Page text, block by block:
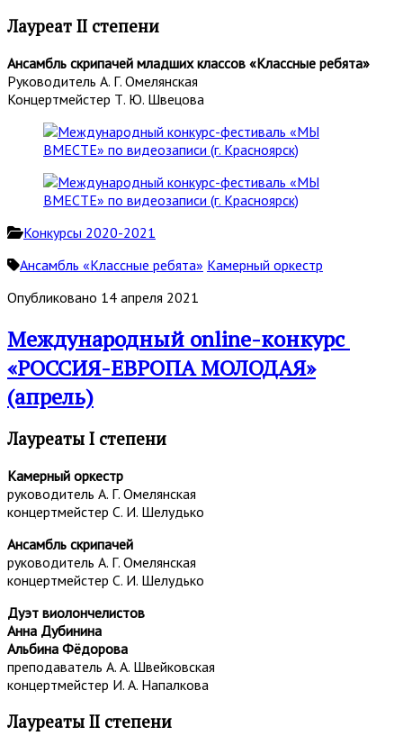
Лауреат II степени
Ансамбль скрипачей младших классов «Классные ребята»
Руководитель А. Г. Омелянская
Концертмейстер Т. Ю. Швецова
Конкурсы 2020-2021
Ансамбль «Классные ребята» Камерный оркестр
Опубликовано 14 апреля 2021
Международный online-конкурс
«РОССИЯ-ЕВРОПА МОЛОДАЯ»
(апрель)
Лауреаты I степени
Камерный оркестр
руководитель А. Г. Омелянская
концертмейстер С. И. Шелудько
Ансамбль скрипачей
руководитель А. Г. Омелянская
концертмейстер С. И. Шелудько
Дуэт виолончелистов
Анна Дубинина
Альбина Фёдорова
преподаватель А. А. Швейковская
концертмейстер И. А. Напалкова
Лауреаты II степени